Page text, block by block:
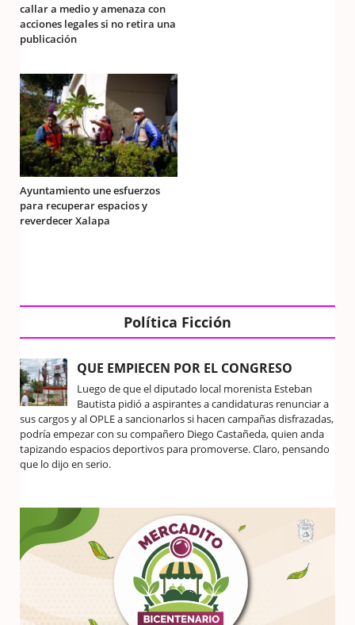
callar a medio y amenaza con
acciones legales si no retira una
publicación
Ayuntamiento une esfuerzos
para recuperar espacios y
reverdecer Xalapa
Política Ficción
QUE EMPIECEN POR EL CONGRESO
Luego de que el diputado local morenista Esteban
Bautista pidió a aspirantes a candidaturas renunciar a
sus cargos y al OPLE a sancionarlos si hacen campañas disfrazadas,
podría empezar con su compañero Diego Castañeda, quien anda
tapizando espacios deportivos para promoverse. Claro, pensando
que lo dijo en serio.